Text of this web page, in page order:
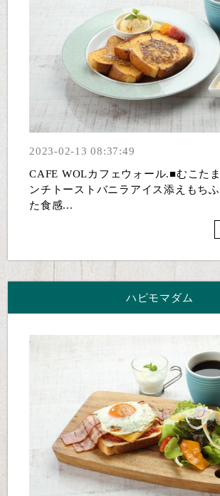
2023-02-13 08:37:49
CAFE WOLカフェウォール.■むこた
ンチトーストバニラアイス添えもち
た食感...
ハピモマダム